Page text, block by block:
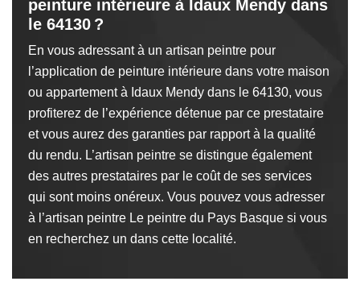
peinture intérieure à Idaux Mendy dans
le 64130 ?
En vous adressant à un artisan peintre pour
l’application de peinture intérieure dans votre maison
ou appartement à Idaux Mendy dans le 64130, vous
profiterez de l’expérience détenue par ce prestataire
et vous aurez des garanties par rapport à la qualité
du rendu. L’artisan peintre se distingue également
des autres prestataires par le coût de ses services
qui sont moins onéreux. Vous pouvez vous adresser
à l’artisan peintre Le peintre du Pays Basque si vous
en recherchez un dans cette localité.